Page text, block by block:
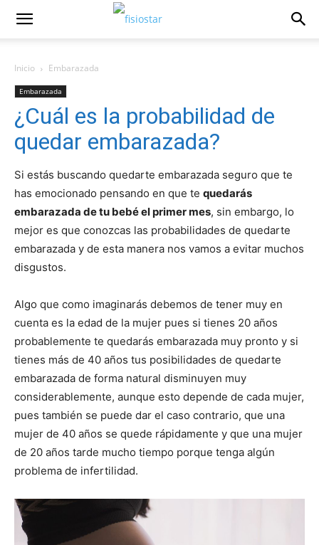
Inicio Embarazada
Embarazada
¿Cuál es la probabilidad de
quedar embarazada?
Si estás buscando quedarte embarazada seguro que te
has emocionado pensando en que te quedarás
embarazada de tu bebé el primer mes, sin embargo, lo
mejor es que conozcas las probabilidades de quedarte
embarazada y de esta manera nos vamos a evitar muchos
disgustos.
Algo que como imaginarás debemos de tener muy en
cuenta es la edad de la mujer pues si tienes 20 años
probablemente te quedarás embarazada muy pronto y si
tienes más de 40 años tus posibilidades de quedarte
embarazada de forma natural disminuyen muy
considerablemente, aunque esto depende de cada mujer,
pues también se puede dar el caso contrario, que una
mujer de 40 años se quede rápidamente y que una mujer
de 20 años tarde mucho tiempo porque tenga algún
problema de infertilidad.